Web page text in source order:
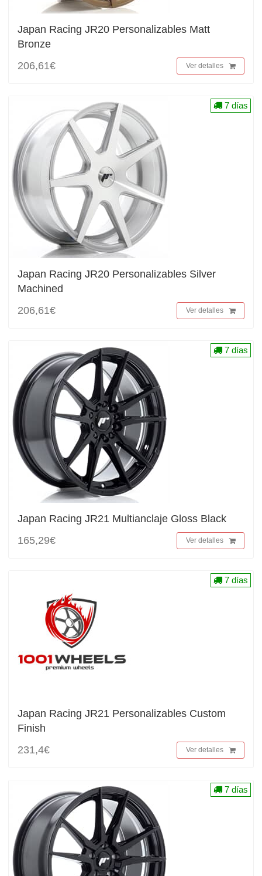
Japan Racing JR20 Personalizables Matt
Bronze
206,61€
Ver detalles
Japan Racing JR20 Personalizables Silver
Machined
206,61€
Ver detalles
7 días
Japan Racing JR21 Multianclaje Gloss Black
165,29€
Ver detalles
7 días
Japan Racing JR21 Personalizables Custom
Finish
231,4€
Ver detalles
7 días
7 días